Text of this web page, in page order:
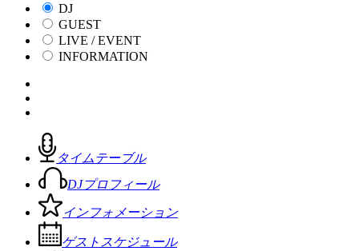
DJ
GUEST
LIVE / EVENT
INFORMATION
タイムテーブル
DJプロフィール
インフォメーション
ゲストスケジュール